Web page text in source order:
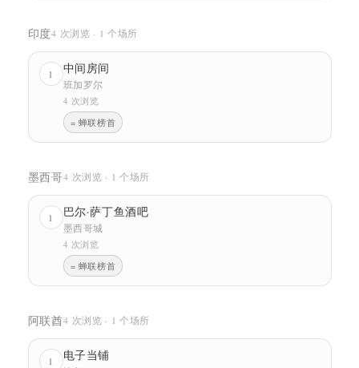
印度4 次浏览 · 1 个场所
1 中间房间
班加罗尔
4 次浏览
= 蝉联榜首
墨西哥4 次浏览 · 1 个场所
1 巴尔·萨丁鱼酒吧
墨西哥城
4 次浏览
= 蝉联榜首
阿联酋4 次浏览 · 1 个场所
1 电子当铺